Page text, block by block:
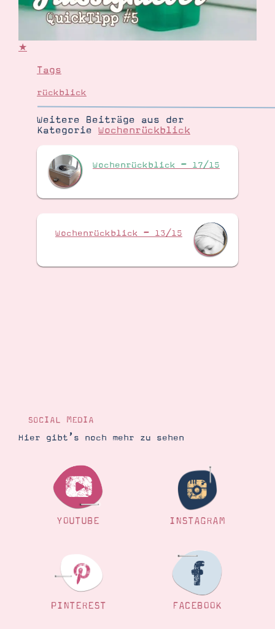
★
Tags
rückblick
Weitere Beiträge aus der
Kategorie Wochenrückblick
Wochenrückblick – 17/15
Wochenrückblick – 13/15
SOCIAL MEDIA
Hier gibt’s noch mehr zu sehen
YOUTUBE INSTAGRAM
PINTEREST FACEBOOK